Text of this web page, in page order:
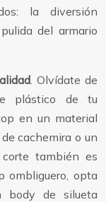
la diversión
del armario
. Olvídate de
plástico de tu
en un material
cachemira o un
también es
ombliguero, opta
body de silueta